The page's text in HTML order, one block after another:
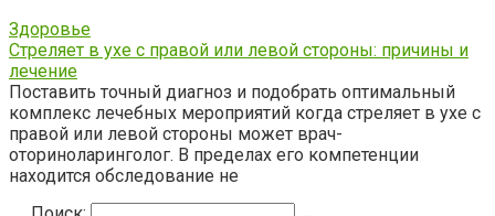
Здоровье
Стреляет в ухе с правой или левой стороны: причины и
лечение
Поставить точный диагноз и подобрать оптимальный
комплекс лечебных мероприятий когда стреляет в ухе с
правой или левой стороны может врач-
оториноларинголог. В пределах его компетенции
находится обследование не